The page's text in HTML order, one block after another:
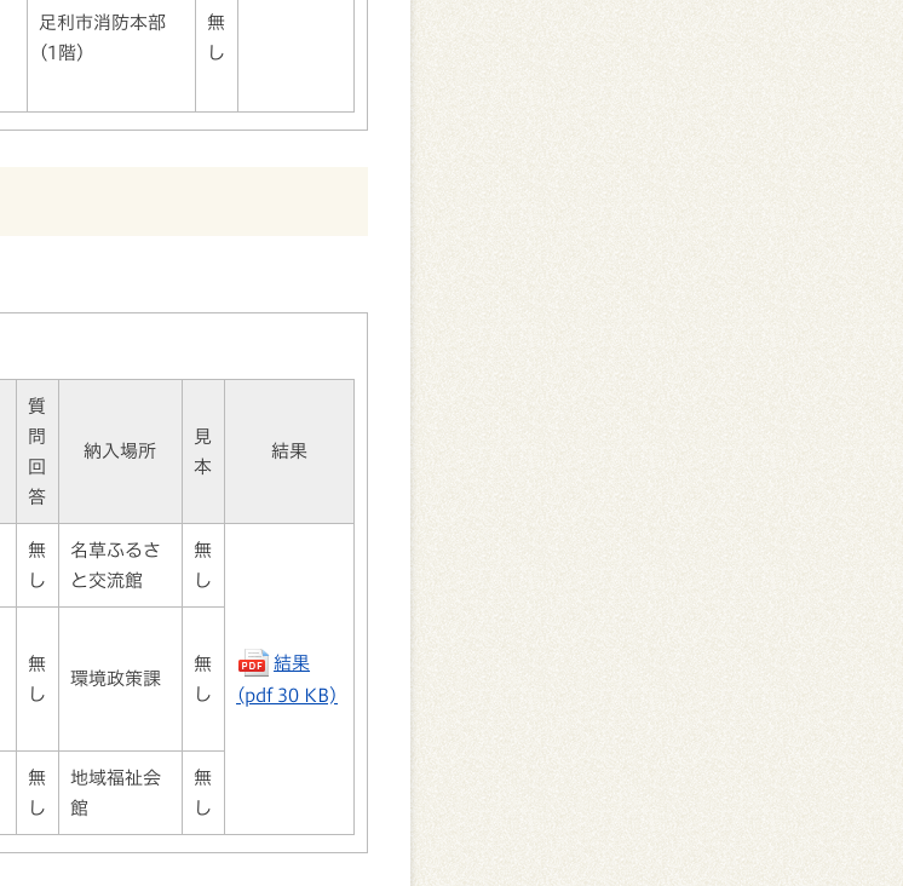
足利市消防本部
(1階)
無
し
質
問
回
答
納入場所
見
本
結果
無
し
名草ふるさ
と交流館
無
し
結果
(pdf 30 KB)
無
し
環境政策課
無
し
無
し
地域福祉会
館
無
し